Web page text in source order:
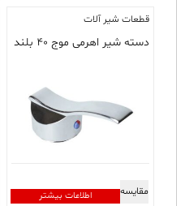
قطعات شیر آلات
دسته شیر اهرمی موج ۴۰ بلند
اطلاعات بیشتر مقایسه